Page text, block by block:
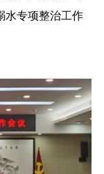
水专项整治工作